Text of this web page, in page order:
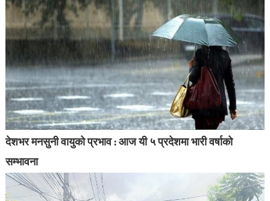
देशभर मनसुनी वायुको प्रभाव : आज यी ५ प्रदेशमा भारी वर्षाको
सम्भावना